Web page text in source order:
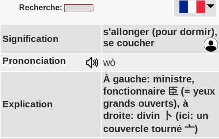
Recherche:
Signification
s'allonger (pour dormir),
se coucher
Prononciation wò
Explication
À gauche: ministre,
fonctionnaire 臣 (= yeux
grands ouverts), à
droite: divin 卜 (ici: un
couvercle tourné 亠)